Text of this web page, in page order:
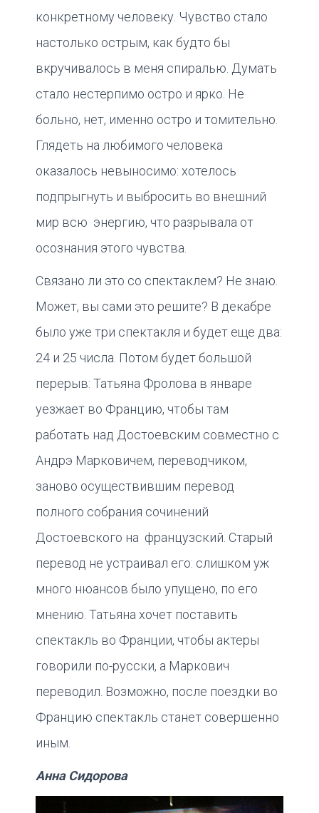
конкретному человеку. Чувство стало
настолько острым, как будто бы
вкручивалось в меня спиралью. Думать
стало нестерпимо остро и ярко. Не
больно, нет, именно остро и томительно.
Глядеть на любимого человека
оказалось невыносимо: хотелось
подпрыгнуть и выбросить во внешний
мир всю энергию, что разрывала от
осознания этого чувства.
Связано ли это со спектаклем? Не знаю.
Может, вы сами это решите? В декабре
было уже три спектакля и будет еще два:
24 и 25 числа. Потом будет большой
перерыв: Татьяна Фролова в январе
уезжает во Францию, чтобы там
работать над Достоевским совместно с
Андрэ Марковичем, переводчиком,
заново осуществившим перевод
полного собрания сочинений
Достоевского на французский. Старый
перевод не устраивал его: слишком уж
много нюансов было упущено, по его
мнению. Татьяна хочет поставить
спектакль во Франции, чтобы актеры
говорили по-русски, а Маркович
переводил. Возможно, после поездки во
Францию спектакль станет совершенно
иным.
Анна Сидорова